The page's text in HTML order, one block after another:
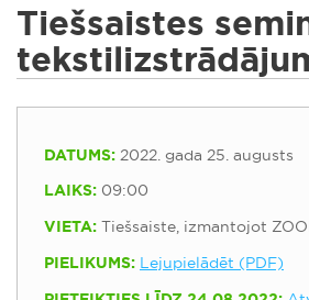
Tiešsaistes
DATUMS: 2022. gada 25. augusts
LAIKS: 09:00
VIETA: Tiešsaiste, izmantojot
PIELIKUMS: Lejupielādēt (PDF)